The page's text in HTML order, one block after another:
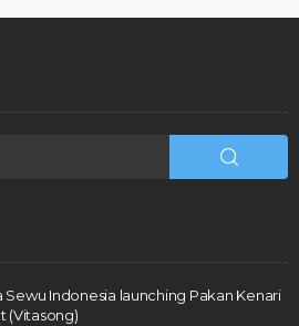
Sewu Indonesia launching Pakan Kenari
(Vitasong)